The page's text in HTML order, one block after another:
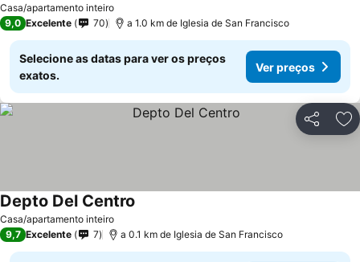
Casa/apartamento inteiro
9,0 Excelente 70 a 1.0 km de Iglesia de San Francisco
Selecione as datas para ver os preços
exatos.
Ver preços
Partilhar
Casa/apartamento inteiro
Depto Del Centro
9,7 Excelente 7 a 0.1 km de Iglesia de San Francisco